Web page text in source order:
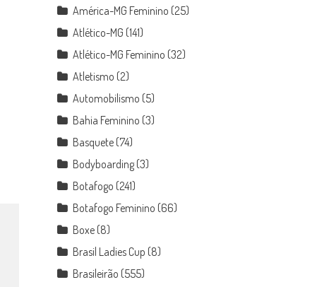
América-MG Feminino (25)
Atlético-MG (141)
Atlético-MG Feminino (32)
Atletismo (2)
Automobilismo (5)
Bahia Feminino (3)
Basquete (74)
Bodyboarding (3)
Botafogo (241)
Botafogo Feminino (66)
Boxe (8)
Brasil Ladies Cup (8)
Brasileirão (555)